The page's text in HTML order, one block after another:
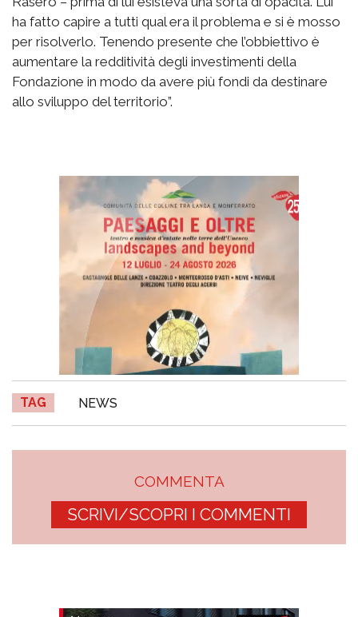
ha fatto capire a tutti qual era il problema e si è mosso
per risolverlo. Tenendo presente che l’obbiettivo è
aumentare la redditività degli investimenti della
Fondazione in modo da avere più fondi da destinare
allo sviluppo del territorio”.
TAG NEWS
COMMENTA
SCRIVI/SCOPRI I COMMENTI